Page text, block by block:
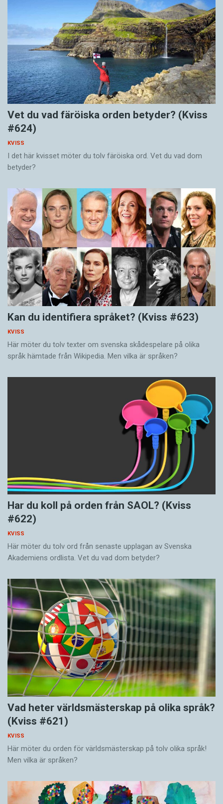
Vet du vad färöiska orden betyder? (Kviss
#624)
KVISS
I det här kvisset möter du tolv färöiska ord. Vet du vad dom
betyder?
Kan du identifiera språket? (Kviss #623)
KVISS
Här möter du tolv texter om svenska skådespelare på olika
språk hämtade från Wikipedia. Men vilka är språken?
Har du koll på orden från SAOL? (Kviss
#622)
KVISS
Här möter du tolv ord från senaste upplagan av Svenska
Akademiens ordlista. Vet du vad dom betyder?
Vad heter världsmästerskap på olika språk?
(Kviss #621)
KVISS
Här möter du orden för världsmästerskap på tolv olika språk!
Men vilka är språken?